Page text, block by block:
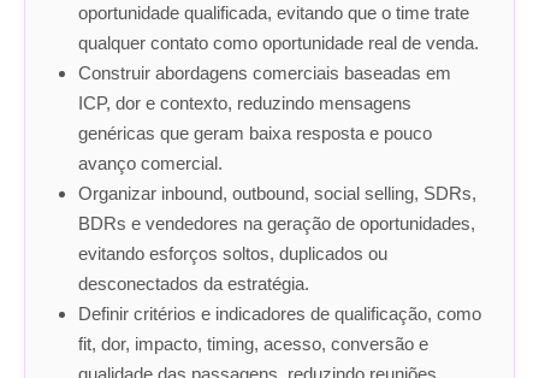
oportunidade qualificada, evitando que o time trate
qualquer contato como oportunidade real de venda.
Construir abordagens comerciais baseadas em
ICP, dor e contexto, reduzindo mensagens
genéricas que geram baixa resposta e pouco
avanço comercial.
Organizar inbound, outbound, social selling, SDRs,
BDRs e vendedores na geração de oportunidades,
evitando esforços soltos, duplicados ou
desconectados da estratégia.
Definir critérios e indicadores de qualificação, como
fit, dor, impacto, timing, acesso, conversão e
qualidade das passagens, reduzindo reuniões